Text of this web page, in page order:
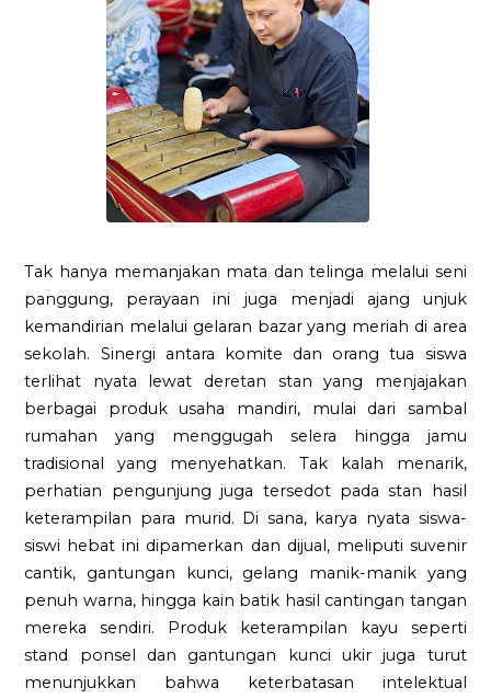
Tak hanya memanjakan mata dan telinga melalui seni
panggung, perayaan ini juga menjadi ajang unjuk
kemandirian melalui gelaran bazar yang meriah di area
sekolah. Sinergi antara komite dan orang tua siswa
terlihat nyata lewat deretan stan yang menjajakan
berbagai produk usaha mandiri, mulai dari sambal
rumahan yang menggugah selera hingga jamu
tradisional yang menyehatkan. Tak kalah menarik,
perhatian pengunjung juga tersedot pada stan hasil
keterampilan para murid. Di sana, karya nyata siswa-
siswi hebat ini dipamerkan dan dijual, meliputi suvenir
cantik, gantungan kunci, gelang manik-manik yang
penuh warna, hingga kain batik hasil cantingan tangan
mereka sendiri. Produk keterampilan kayu seperti
stand ponsel dan gantungan kunci ukir juga turut
menunjukkan bahwa keterbatasan intelektual